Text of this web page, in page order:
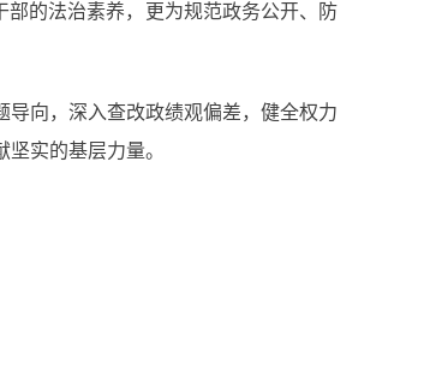
的法治素养，更为规范政务公开、防
向，深入查改政绩观偏差，健全权力
实的基层力量。